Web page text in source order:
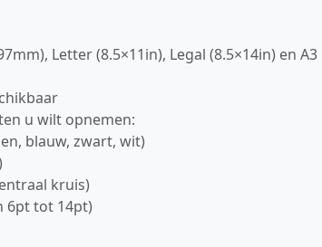
Letter (8.5×11in), Legal (8.5×14in) en A3
u wilt opnemen:
blauw, zwart, wit)
kruis)
6pt tot 14pt)